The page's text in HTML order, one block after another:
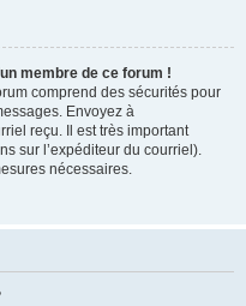
membre de ce forum !
comprend des sécurités pour
Envoyez à
reçu. Il est très important
sur l’expéditeur du courriel).
nécessaires.